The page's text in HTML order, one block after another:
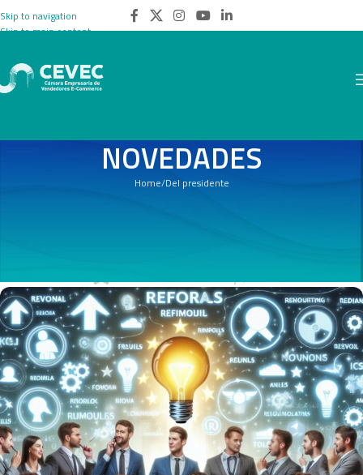
Skip to navigation
Skip to main content
NOVEDADES
Home Del presidente
de boca en boca?
SandraAdminCevecOn 5 mayo, 2024